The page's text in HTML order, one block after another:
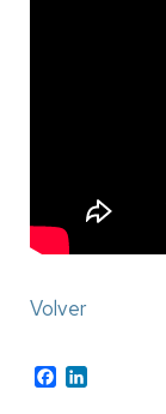
Volver
Facebook